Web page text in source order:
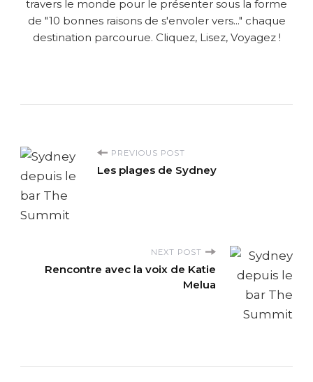
travers le monde pour le présenter sous la forme
de "10 bonnes raisons de s'envoler vers..." chaque
destination parcourue. Cliquez, Lisez, Voyagez !
P
o
s
PREVIOUS POST
Les plages de Sydney
NEXT POST
Rencontre avec la voix de Katie
Melua